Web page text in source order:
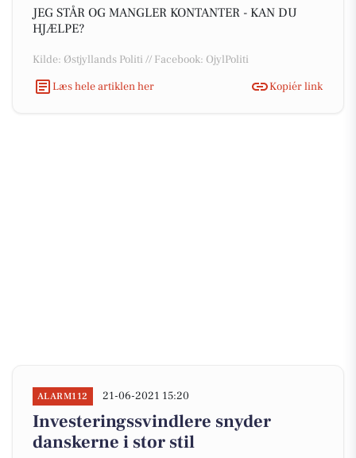
JEG STÅR OG MANGLER KONTANTER - KAN DU
HJÆLPE?
Kilde: Østjyllands Politi // Facebook: OjylPoliti
Læs hele artiklen her
Kopiér link
ALARM112 21-06-2021 15:20
Investeringssvindlere snyder
danskerne i stor stil